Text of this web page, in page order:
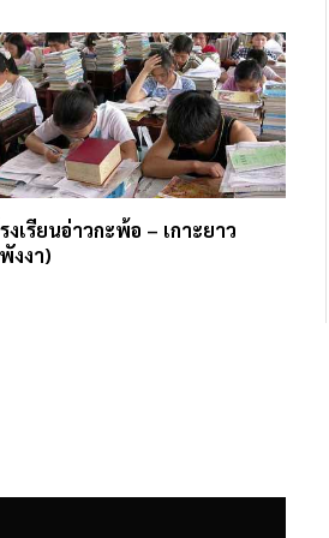
งเรียนอ่าวกะพ้อ – เกาะยาว
งงา)